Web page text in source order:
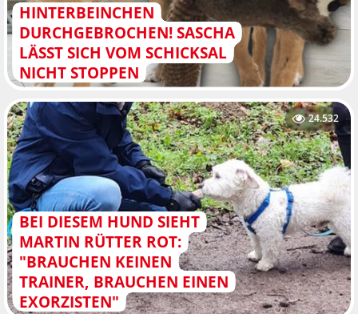
HINTERBEINCHEN
DURCHGEBROCHEN! SASCHA
LÄSST SICH VOM SCHICKSAL
NICHT STOPPEN
BEI DIESEM HUND SIEHT
MARTIN RÜTTER ROT:
"BRAUCHEN KEINEN
TRAINER, BRAUCHEN EINEN
EXORZISTEN"
24.532